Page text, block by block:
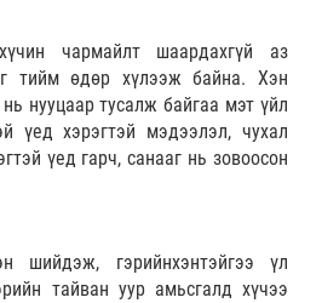
чармайлт шаардахгүй аз
тийм өдөр хүлээж байна. Хэн
нууцаар тусалж байгаа мэт үйл
үед хэрэгтэй мэдээлэл, чухал
үед гарч, санааг нь зовоосон
шийдэж, гэрийнхэнтэйгээ үл
тайван уур амьсгалд хүчээ